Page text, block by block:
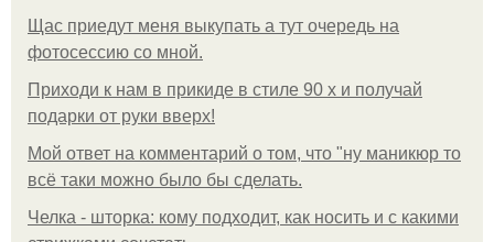
Щас приедут меня выкупать а тут очередь на
фотосессию со мной.
Приходи к нам в прикиде в стиле 90 х и получай
подарки от руки вверх!
Мой ответ на комментарий о том, что "ну маникюр то
всё таки можно было бы сделать.
Челка - шторка: кому подходит, как носить и с какими